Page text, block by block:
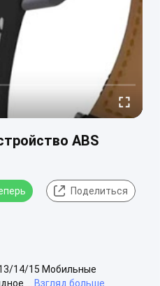
ABS
Поделиться
14/15 Мобильные
...
Взгляд больше